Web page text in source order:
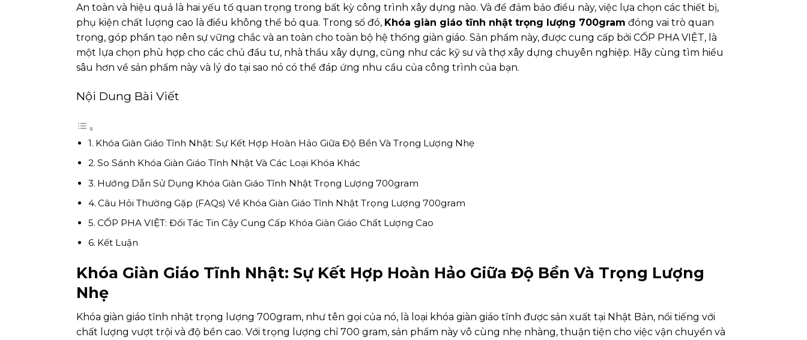
An toàn và hiệu quả là hai yếu tố quan trọng trong bất kỳ công trình xây dựng nào. Và để đảm bảo điều này, việc lựa chọn các thiết bị,
phụ kiện chất lượng cao là điều không thể bỏ qua. Trong số đó, Khóa giàn giáo tĩnh nhật trọng lượng 700gram đóng vai trò quan
trọng, góp phần tạo nên sự vững chắc và an toàn cho toàn bộ hệ thống giàn giáo. Sản phẩm này, được cung cấp bởi CỐP PHA VIỆT, là
một lựa chọn phù hợp cho các chủ đầu tư, nhà thầu xây dựng, cũng như các kỹ sư và thợ xây dựng chuyên nghiệp. Hãy cùng tìm hiểu
sâu hơn về sản phẩm này và lý do tại sao nó có thể đáp ứng nhu cầu của công trình của bạn.
Nội Dung Bài Viết
Khóa Giàn Giáo Tĩnh Nhật: Sự Kết Hợp Hoàn Hảo Giữa Độ Bền Và Trọng Lượng Nhẹ
So Sánh Khóa Giàn Giáo Tĩnh Nhật Và Các Loại Khóa Khác
Hướng Dẫn Sử Dụng Khóa Giàn Giáo Tĩnh Nhật Trọng Lượng 700gram
Câu Hỏi Thường Gặp (FAQs) Về Khóa Giàn Giáo Tĩnh Nhật Trọng Lượng 700gram
CỐP PHA VIỆT: Đối Tác Tin Cậy Cung Cấp Khóa Giàn Giáo Chất Lượng Cao
Kết Luận
Khóa Giàn Giáo Tĩnh Nhật: Sự Kết Hợp Hoàn Hảo Giữa Độ Bền Và Trọng Lượng
Nhẹ
Khóa giàn giáo tĩnh nhật trọng lượng 700gram, như tên gọi của nó, là loại khóa giàn giáo tĩnh được sản xuất tại Nhật Bản, nổi tiếng với
chất lượng vượt trội và độ bền cao. Với trọng lượng chỉ 700 gram, sản phẩm này vô cùng nhẹ nhàng, thuận tiện cho việc vận chuyển và